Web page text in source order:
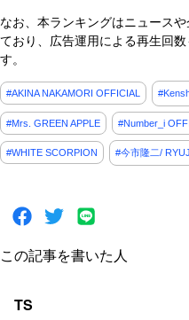
なお、本ランキングはニュース
ており、広告運用による再生回
す。
#AKINA NAKAMORI OFFICIAL
#Mrs. GREEN APPLE #Number_i
#WHITE SCORPION #今市隆二/
この記事を書いた人
TS